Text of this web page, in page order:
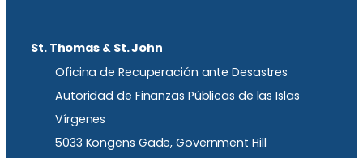
St. Thomas & St. John
Oficina de Recuperación ante Desastres
Autoridad de Finanzas Públicas de las Islas
Vírgenes
5033 Kongens Gade, Government Hill